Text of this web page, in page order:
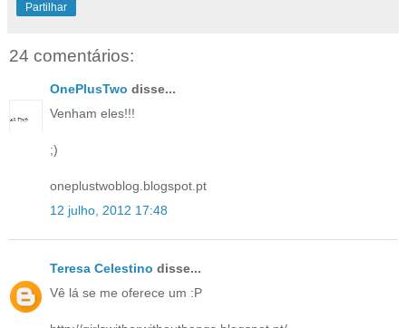
Partilhar
24 comentários:
OnePlusTwo disse...
Venham eles!!!
;)
oneplustwoblog.blogspot.pt
12 julho, 2012 17:48
Teresa Celestino disse...
Vê lá se me oferece um :P